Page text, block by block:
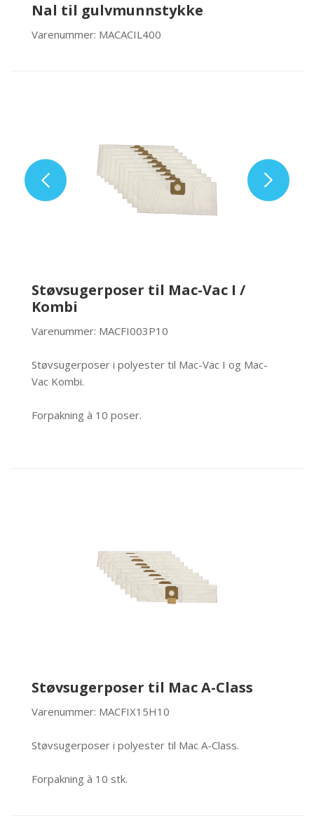
Nal til gulvmunnstykke
Varenummer: MACACIL400
Støvsugerposer til Mac-Vac I /
Kombi
Varenummer: MACFI003P10
Støvsugerposer i polyester til Mac-Vac I og Mac-
Vac Kombi.
Forpakning à 10 poser.
Støvsugerposer til Mac A-Class
Varenummer: MACFIX15H10
Støvsugerposer i polyester til Mac A-Class.
Forpakning à 10 stk.